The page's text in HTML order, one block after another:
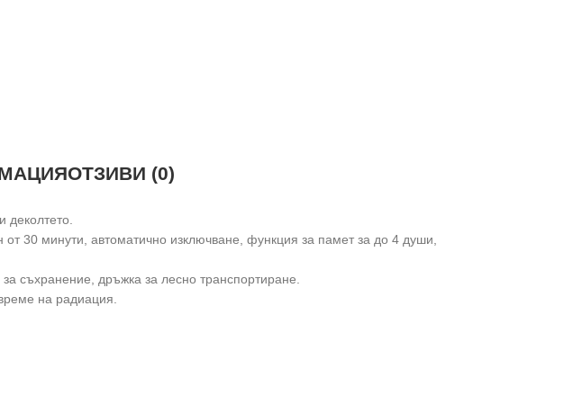
ОТЗИВИ (0)
30 минути, автоматично изключване, функция за памет за до 4 души,
съхранение, дръжка за лесно транспортиране.
на радиация.